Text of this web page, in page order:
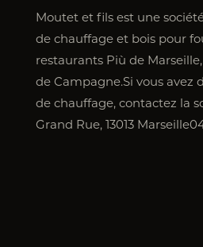
Moutet et fils est une
de chauffage et bois pour
restaurants Più de
de Campagne.Si vous avez
de chauffage, contactez la
Grand Rue, 13013